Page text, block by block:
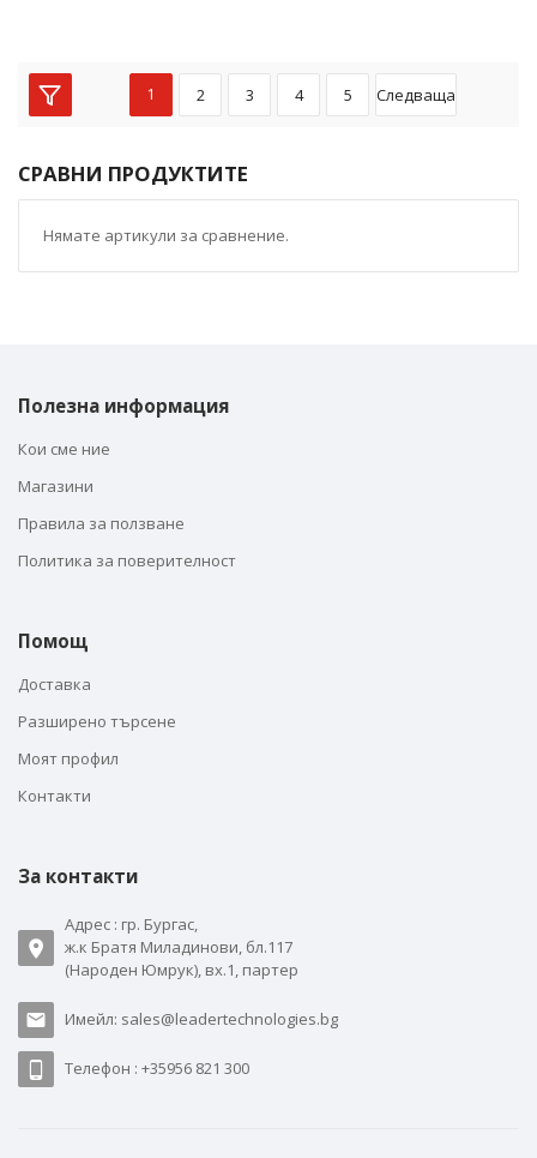
1 2 3 4 5 Следваща
СРАВНИ ПРОДУКТИТЕ
Нямате артикули за сравнение.
Полезна информация
Кои сме ние
Магазини
Правила за ползване
Политика за поверителност
Помощ
Доставка
Разширено търсене
Моят профил
Контакти
За контакти
Адрес : гр. Бургас,
ж.к Братя Миладинови, бл.117
(Народен Юмрук), вх.1, партер
Имейл: sales@leadertechnologies.bg
Телефон : +35956 821 300